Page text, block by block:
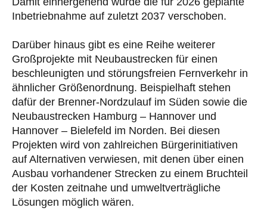
Inbetriebnahme auf zuletzt 2037 verschoben.
Darüber hinaus gibt es eine Reihe weiterer
Großprojekte mit Neubaustrecken für einen
beschleunigten und störungsfreien Fernverkehr in
ähnlicher Größenordnung. Beispielhaft stehen
dafür der Brenner-Nordzulauf im Süden sowie die
Neubaustrecken Hamburg – Hannover und
Hannover – Bielefeld im Norden. Bei diesen
Projekten wird von zahlreichen Bürgerinitiativen
auf Alternativen verwiesen, mit denen über einen
Ausbau vorhandener Strecken zu einem Bruchteil
der Kosten zeitnahe und umweltverträgliche
Lösungen möglich wären.